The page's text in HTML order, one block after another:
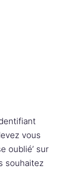
vous
oublié’ sur
souhaitez